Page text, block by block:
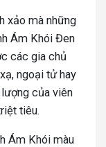
xảo mà những
Ám Khói Đen
các gia chủ
ngoại tử hay
của viên
tiêu.
Ám Khói màu